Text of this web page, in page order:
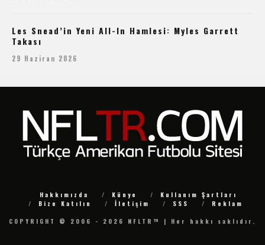
Les Snead’in Yeni All-In Hamlesi: Myles Garrett
Takası
29 Haziran 2026
Hakkımızda Künye
Kullanım Şartları
Bize Katılın
İletişim SSS
Reklam
COPYRIGHT © 2006 - 2026 NFLTR™ | Her hakkı saklıdır.